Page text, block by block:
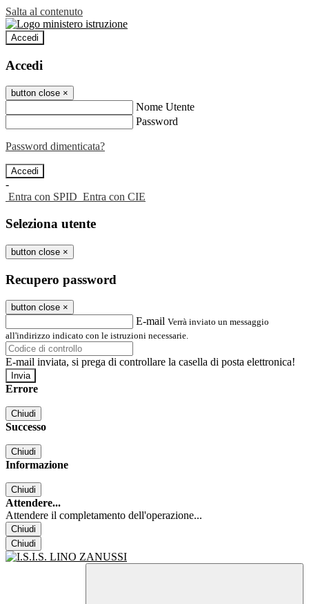
Salta al contenuto
Accedi
Accedi
button close ×
Nome Utente
Password
Password dimenticata?
-
Entra con SPID Entra con CIE
Seleziona utente
button close ×
Recupero password
button close ×
E-mail Verrà inviato un messaggio
all'indirizzo indicato con le istruzioni necessarie.
E-mail inviata, si prega di controllare la casella di posta elettronica!
Errore
Chiudi
Successo
Chiudi
Informazione
Chiudi
Attendere...
Attendere il completamento dell'operazione...
Chiudi
Chiudi